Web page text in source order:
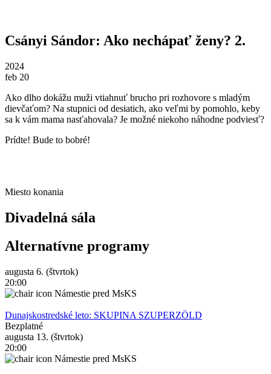
Csányi Sándor: Ako nechápať ženy? 2.
2024
feb 20
Ako dlho dokážu muži vtiahnuť brucho pri rozhovore s mladým
dievčaťom? Na stupnici od desiatich, ako veľmi by pomohlo, keby
sa k vám mama nasťahovala? Je možné niekoho náhodne podviesť?
Prídte! Bude to bobré!
Miesto konania
Divadelná sála
Alternatívne programy
augusta 6. (štvrtok)
20:00
Námestie pred MsKS
Dunajskostredské leto: SKUPINA SZUPERZÖLD
Bezplatné
augusta 13. (štvrtok)
20:00
Námestie pred MsKS